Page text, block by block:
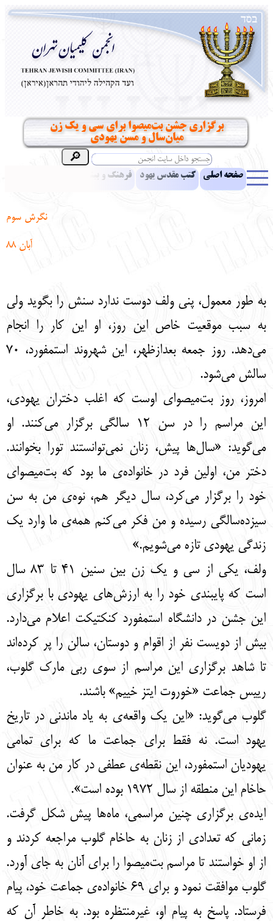
برگزاری جشن بت‌میصوا برای سی و یک زن
میان‌سال و مسن یهودی
صفحه اصلی کتب مقدس یهود فرهنگ و بینش یهود
نگرش سوم
آبان 88
به طور معمول، پنی ولف دوست ندارد سنش را بگوید ولی
به سبب موقعیت خاص این روز، او این کار را انجام
می‌دهد. روز جمعه بعدازظهر، این شهروند استمفورد، 70
سالش می‌شود.
امروز، روز بت‌میصوای اوست که اغلب دختران یهودی،
این مراسم را در سن 12 سالگی برگزار می‌کنند. او
می‌گوید: «سال‌ها پیش، زنان نمی‌توانستند تورا بخوانند.
دختر من، اولین فرد در خانواده‌ی ما بود که بت‌میصوای
خود را برگزار می‌کرد، سال دیگر هم، نوه‌ی من به سن
سیزده‌سالگی رسیده و من فکر می‌کنم همه‌ی ما وارد یک
زندگی یهودی تازه می‌شویم.»
ولف، یکی از سی و یک زن بین سنین 41 تا 83 سال
است که پایبندی خود را به ارزش‌های یهودی با برگزاری
این جشن در دانشگاه استمفورد کنکتیکت اعلام می‌دارد.
بیش از دویست نفر از اقوام و دوستان، سالن را پر کرده‌اند
تا شاهد برگزاری این مراسم از سوی ربی مارک گلوب،
رییس جماعت «خوروت ایتز خییم» باشند.
گلوب می‌گوید: «این یک واقعه‌ی به یاد ماندنی در تاریخ
یهود است. نه فقط برای جماعت ما که برای تمامی
یهودیان استمفورد، این نقطه‌ی عطفی در کار من به عنوان
حاخام این منطقه از سال 1972 بوده است».
ایده‌ی برگزاری چنین مراسمی، ماه‌ها پیش شکل گرفت.
زمانی که تعدادی از زنان به حاخام گلوب مراجعه کردند و
از او خواستند تا مراسم بت‌میصوا را برای آنان به جای آورد.
گلوب موافقت نمود و برای 69 خانواده‌ی جماعت خود، پیام
فرستاد. پاسخ به پیام او، غیرمنتظره بود. به خاطر آن که